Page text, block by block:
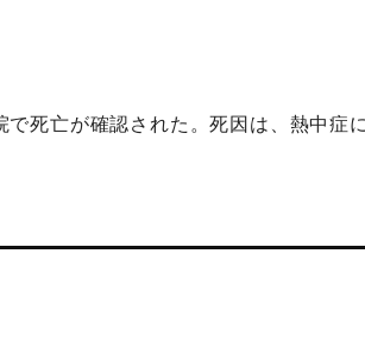
死亡が確認された。死因は、熱中症